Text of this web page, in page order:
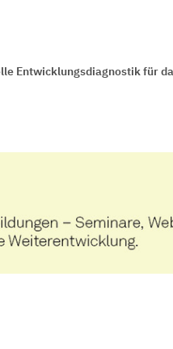
Entwicklungsdiagnostik für